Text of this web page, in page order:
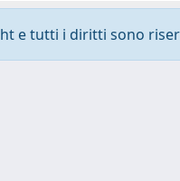
e tutti i diritti sono